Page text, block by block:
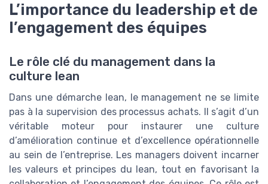
L’importance du leadership et de
l’engagement des équipes
Le rôle clé du management dans la
culture lean
Dans une démarche lean, le management ne se limite
pas à la supervision des processus achats. Il s’agit d’un
véritable moteur pour instaurer une culture
d’amélioration continue et d’excellence opérationnelle
au sein de l’entreprise. Les managers doivent incarner
les valeurs et principes du lean, tout en favorisant la